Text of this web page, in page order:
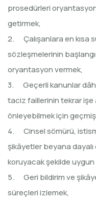
prosedürleri
getirmek,
2. Çalışanlara en kısa
sözleşmelerinin
oryantasyon vermek,
3. Geçerli kanunlar
taciz faillerinin tekrar işe
önleyebilmek için geçmiş
4. Cinsel sömürü,
şikâyetler beyana
koruyacak şekilde uygun
5. Geri bildirim ve
süreçleri izlemek,